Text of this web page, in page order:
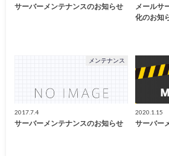
サーバーメンテナンスのお知らせ
メールサ
化のお知
メンテナンス
2017.7.4
サーバーメンテナンスのお知らせ
2020.1.15
サーバー